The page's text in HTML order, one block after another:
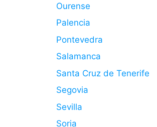
Ourense
Palencia
Pontevedra
Salamanca
Santa Cruz de Tenerife
Segovia
Sevilla
Soria